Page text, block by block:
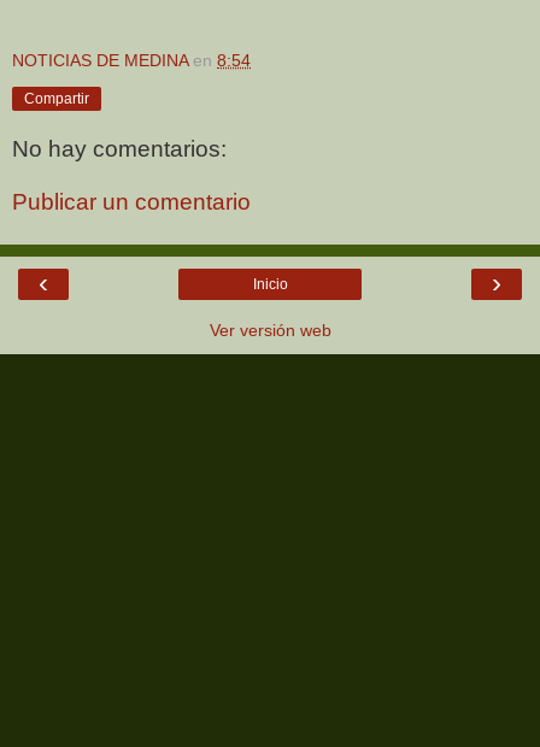
NOTICIAS DE MEDINA en 8:54
Compartir
No hay comentarios:
Publicar un comentario
‹ ›
Inicio
Ver versión web